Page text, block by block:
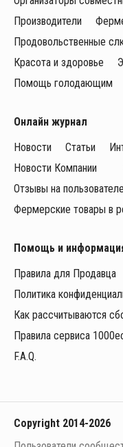
Производители
Продовольственные
Красота и здоровье
Помощь голодающим
Онлайн журнал
Новости
Статьи
Новости Компании
Отзывы на
Фермерские товары в
Помощь и
Правила для Продавца
Политика
Как рассчитываются
Правила сервиса
F.A.Q.
Copyright 2014-2026